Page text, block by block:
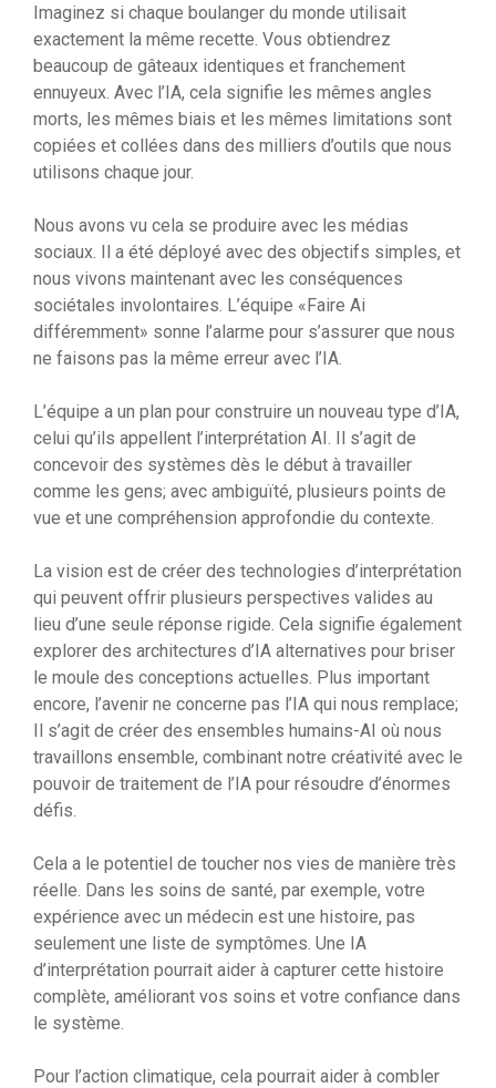
Imaginez si chaque boulanger du monde utilisait
exactement la même recette. Vous obtiendrez
beaucoup de gâteaux identiques et franchement
ennuyeux. Avec l’IA, cela signifie les mêmes angles
morts, les mêmes biais et les mêmes limitations sont
copiées et collées dans des milliers d’outils que nous
utilisons chaque jour.
Nous avons vu cela se produire avec les médias
sociaux. Il a été déployé avec des objectifs simples, et
nous vivons maintenant avec les conséquences
sociétales involontaires. L’équipe «Faire Ai
différemment» sonne l’alarme pour s’assurer que nous
ne faisons pas la même erreur avec l’IA.
L’équipe a un plan pour construire un nouveau type d’IA,
celui qu’ils appellent l’interprétation AI. Il s’agit de
concevoir des systèmes dès le début à travailler
comme les gens; avec ambiguïté, plusieurs points de
vue et une compréhension approfondie du contexte.
La vision est de créer des technologies d’interprétation
qui peuvent offrir plusieurs perspectives valides au
lieu d’une seule réponse rigide. Cela signifie également
explorer des architectures d’IA alternatives pour briser
le moule des conceptions actuelles. Plus important
encore, l’avenir ne concerne pas l’IA qui nous remplace;
Il s’agit de créer des ensembles humains-AI où nous
travaillons ensemble, combinant notre créativité avec le
pouvoir de traitement de l’IA pour résoudre d’énormes
défis.
Cela a le potentiel de toucher nos vies de manière très
réelle. Dans les soins de santé, par exemple, votre
expérience avec un médecin est une histoire, pas
seulement une liste de symptômes. Une IA
d’interprétation pourrait aider à capturer cette histoire
complète, améliorant vos soins et votre confiance dans
le système.
Pour l’action climatique, cela pourrait aider à combler